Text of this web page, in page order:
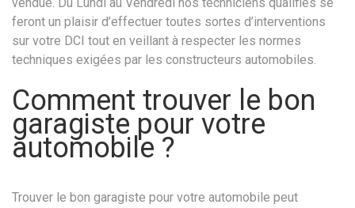
feront un plaisir d’effectuer toutes sortes d’interventions
sur votre DCI tout en veillant à respecter les normes
techniques exigées par les constructeurs automobiles.
Comment trouver le bon
garagiste pour votre
automobile ?
Trouver le bon garagiste pour votre automobile peut